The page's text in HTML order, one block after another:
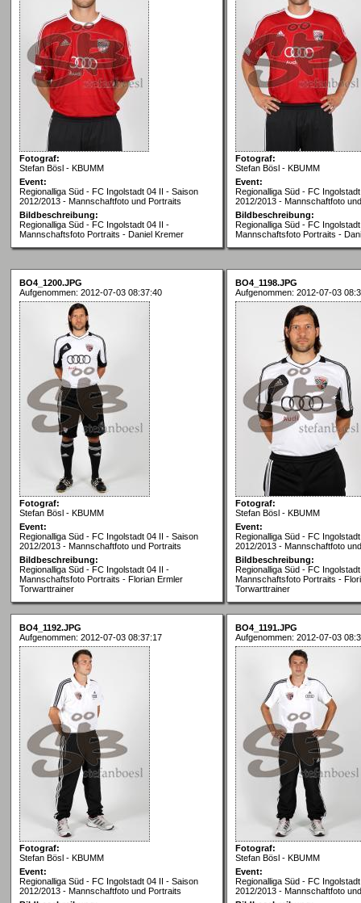
Fotograf:
Stefan Bösl - KBUMM
Event:
Regionalliga Süd - FC Ingolstadt 04 II - Saison
2012/2013 - Mannschaftfoto und Portraits
Bildbeschreibung:
Regionalliga Süd - FC Ingolstadt 04 II -
Mannschaftsfoto Portraits - Daniel Kremer
Fotograf:
Stefan Bösl - KBUMM
Event:
Regionalliga Süd - FC
2012/2013 - Mannschaftfoto
Bildbeschreibung:
Regionalliga Süd - FC
Mannschaftsfoto Portraits -
BO4_1200.JPG
Aufgenommen: 2012-07-03 08:37:40
Fotograf:
Stefan Bösl - KBUMM
Event:
Regionalliga Süd - FC Ingolstadt 04 II - Saison
2012/2013 - Mannschaftfoto und Portraits
Bildbeschreibung:
Regionalliga Süd - FC Ingolstadt 04 II -
Mannschaftsfoto Portraits - Florian Ermler
Torwarttrainer
BO4_1198.JPG
Aufgenommen: 2012-07-03
Fotograf:
Stefan Bösl - KBUMM
Event:
Regionalliga Süd - FC
2012/2013 - Mannschaftfoto
Bildbeschreibung:
Regionalliga Süd - FC
Mannschaftsfoto Portraits -
Torwarttrainer
BO4_1192.JPG
Aufgenommen: 2012-07-03 08:37:17
Fotograf:
Stefan Bösl - KBUMM
Event:
Regionalliga Süd - FC Ingolstadt 04 II - Saison
2012/2013 - Mannschaftfoto und Portraits
BO4_1191.JPG
Aufgenommen: 2012-07-03
Fotograf:
Stefan Bösl - KBUMM
Event:
Regionalliga Süd - FC
2012/2013 - Mannschaftfoto